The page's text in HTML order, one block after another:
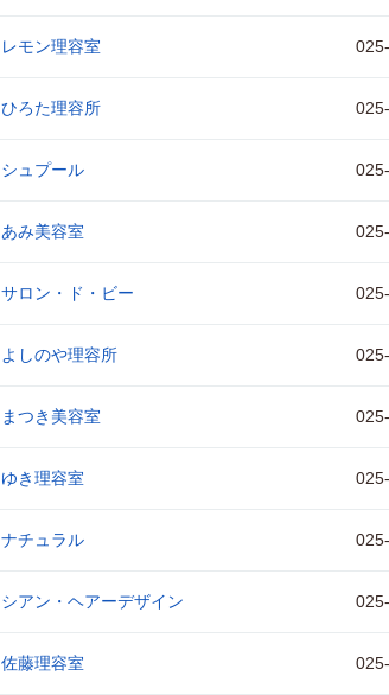
レモン理容室
ひろた理容所
シュプール
あみ美容室
サロン・ド・ビー
よしのや理容所
まつき美容室
ゆき理容室
ナチュラル
シアン・ヘアーデザイン
佐藤理容室